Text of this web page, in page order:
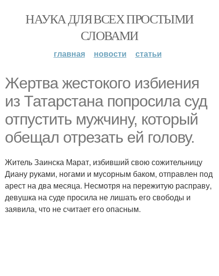
НАУКА ДЛЯ ВСЕХ ПРОСТЫМИ
СЛОВАМИ
главная новости статьи
Жертва жестокого избиения
из Татарстана попросила суд
отпустить мужчину, который
обещал отрезать ей голову.
Житель Заинска Марат, избивший свою сожительницу
Диану руками, ногами и мусорным баком, отправлен под
арест на два месяца. Несмотря на пережитую расправу,
девушка на суде просила не лишать его свободы и
заявила, что не считает его опасным.